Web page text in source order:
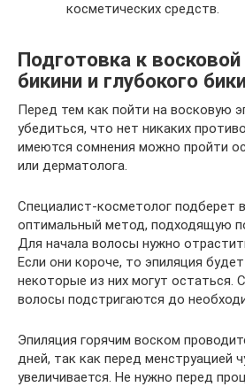
косметических средств.
Подготовка к
бикини и глубокого
Перед тем как пойти на восковую
убедиться, что нет никаких
имеются сомнения можно пройти
или дерматолога.
Специалист-косметолог подберет
оптимальный метод, подходящую
Для начала волосы нужно
Если они короче, то эпиляция
некоторые из них могут остаться.
волосы подстригаются до
Эпиляция горячим воском
дней, так как перед менструацией
увеличивается. Не нужно перед